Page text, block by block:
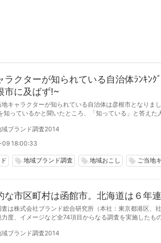
ラクターが知られている自治体
市に及ばず!~
キャラクターが知られている自治体は彦根市となりま
知っているかと聞いたところ、「知っている」と答え
域ブランド調査2014
09 18:00:33
local_offer 地域ブランド調査 local_offer 地域おこし local_offer ご当地
な市区町村は函館市。北海道は６年
は株式会社ブランド総合研究所（本社：東京都港区
度、イメージなど全74項目からなる調査を実施したも
域ブランド調査2014